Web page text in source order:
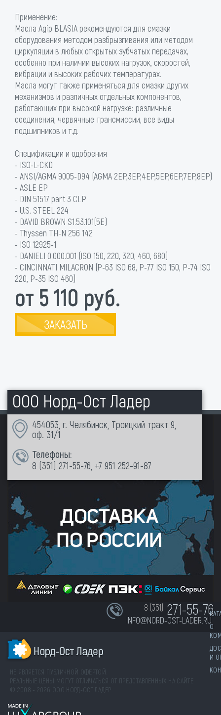
Применение:
Масла Agip BLASIA рекомендуются для смазки
оборудования методом разбрызгивания или методом
циркуляции в любых открытых зубчатых передачах,
особенно при наличии высоких нагрузок, скоростей,
вибрации и высоких рабочих температурах.
Масла могут также применяться для смазки других
механизмов и различных отдельных компонентов,
работающих при высокой нагрузке: различные
соединения, червячные трансмиссии, все виды
подшипников и т.д.
Спецификации и одобрения
- ISO-L-CKD
- ANSI/AGMA 9005-D94 (AGMA 2EP,3EP,4EP,5EP,6EP,7EP,8EP)
- ASLE EP
- DIN 51517 part 3 CLP
- U.S. STEEL 224
- DAVID BROWN S1.53.101(5E)
- Thyssen TH-N 256 142
- ISO 12925-1
- DANIELI 0.000.001 (ISO 150, 220, 320, 460, 680)
- CINCINNATI MILACRON (P-63 ISO 68, P-77 ISO 150, P-74 ISO
220, P-35 ISO 460)
от 5 110 руб.
ЗАКАЗАТЬ
ООО Норд-Ост Ладер
454053, г. Челябинск, Троицкий тракт 9,
оф. 31/1
Телефоны:
8 (351) 271-55-76 +7 951 252-91-87
О
И
8 (351) 271-55-76
INFO@NORD-OST-LADER.RU
НЕ ЯВЛЯЕТСЯ ПУБЛИЧНОЙ ОФЕРТОЙ.
РЕАЛЬНЫЕ ЦЕНЫ МОГУТ ОТЛИЧАТЬСЯ ОТ ПРЕДСТАВЛЕННЫХ НА САЙТЕ
© 2008 - 2026 ООО НОРД-ОСТ ЛАДЕР